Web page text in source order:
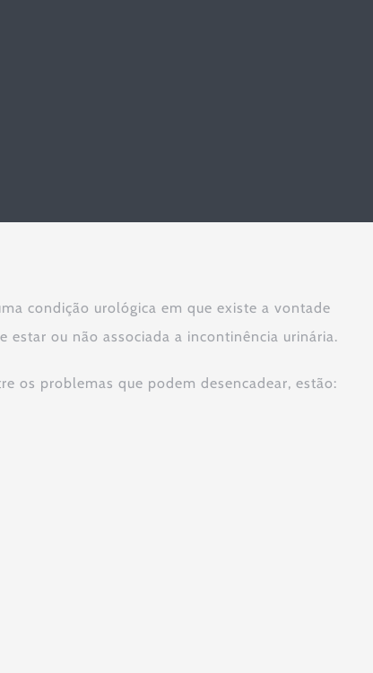
condição urológica em que existe a vontade
ou não associada a incontinência urinária.
os problemas que podem desencadear, estão: